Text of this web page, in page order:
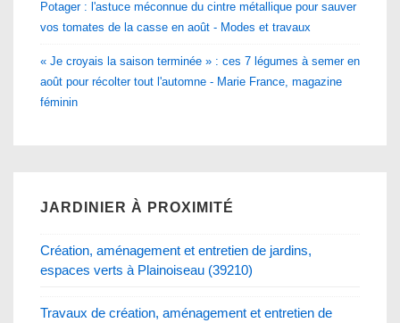
Potager : l'astuce méconnue du cintre métallique pour sauver
vos tomates de la casse en août - Modes et travaux
« Je croyais la saison terminée » : ces 7 légumes à semer en
août pour récolter tout l'automne - Marie France, magazine
féminin
JARDINIER À PROXIMITÉ
Création, aménagement et entretien de jardins,
espaces verts à Plainoiseau (39210)
Travaux de création, aménagement et entretien de